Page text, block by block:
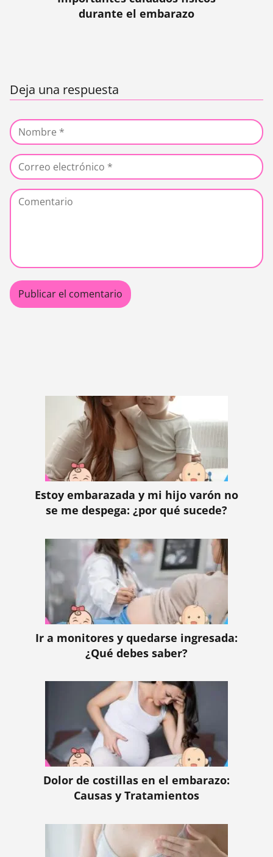
durante el embarazo
Deja una respuesta
Estoy embarazada y mi hijo varón no
se me despega: ¿por qué sucede?
Ir a monitores y quedarse ingresada:
¿Qué debes saber?
Dolor de costillas en el embarazo:
Causas y Tratamientos